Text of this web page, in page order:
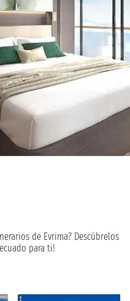
de Evrima? Descúbrelos
para ti!